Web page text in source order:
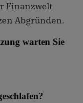
Finanzwelt
Abgründen.
warten Sie